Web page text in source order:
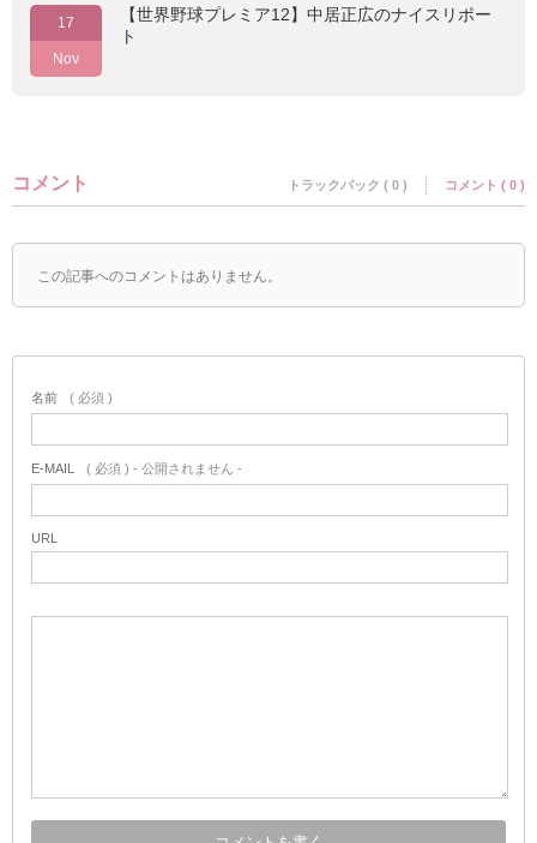
17
Nov
【世界野球プレミア12】中居正広のナイスリポー
ト
コメント トラックバック ( 0 ) コメント ( 0 )
この記事へのコメントはありません。
名前 ( 必須 )
E-MAIL ( 必須 ) - 公開されません -
URL